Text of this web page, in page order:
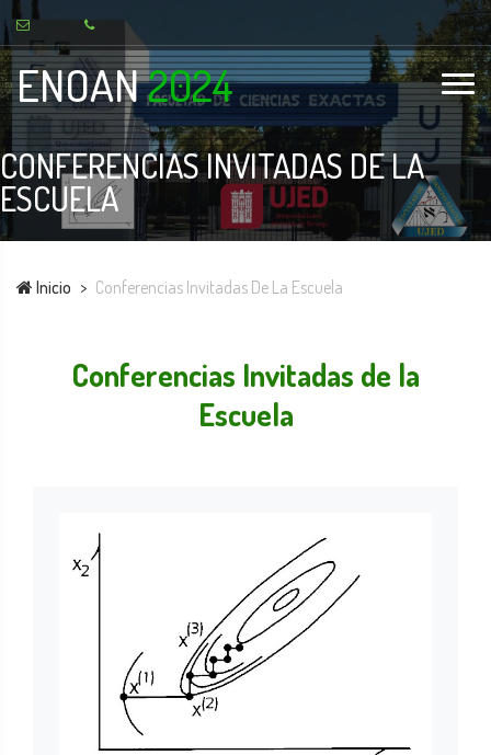
ENOAN2024
CONFERENCIAS INVITADAS DE LA
ESCUELA
Inicio Conferencias Invitadas De La Escuela
Conferencias Invitadas de la
Escuela